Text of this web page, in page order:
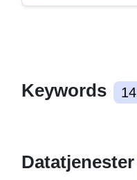
Keywords 14
Datatjenester